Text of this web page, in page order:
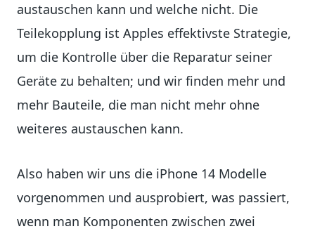
austauschen kann und welche nicht. Die
Teilekopplung ist Apples effektivste Strategie,
um die Kontrolle über die Reparatur seiner
Geräte zu behalten; und wir finden mehr und
mehr Bauteile, die man nicht mehr ohne
weiteres austauschen kann.
Also haben wir uns die iPhone 14 Modelle
vorgenommen und ausprobiert, was passiert,
wenn man Komponenten zwischen zwei